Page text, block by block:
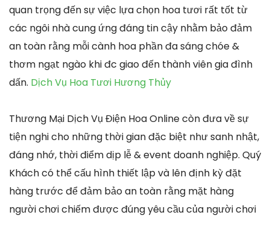
quan trọng đến sự việc lựa chọn hoa tươi rất tốt từ
các ngôi nhà cung ứng đáng tin cậy nhằm bảo đảm
an toàn rằng mỗi cành hoa phần đa sáng chóe &
thơm ngạt ngào khi đc giao đến thành viên gia đình
dấn. Dịch Vụ Hoa Tươi Hương Thủy
Thương Mại Dịch Vụ Điện Hoa Online còn đưa về sự
tiện nghi cho những thời gian đặc biệt như sanh nhật,
đáng nhớ, thời điểm dịp lễ & event doanh nghiệp. Quý
Khách có thể cấu hình thiết lập và lên định kỳ đặt
hàng trước để đảm bảo an toàn rằng mặt hàng
người chơi chiếm được đúng yêu cầu của người chơi